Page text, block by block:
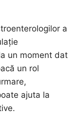
a
un moment dat
un rol
ajuta la